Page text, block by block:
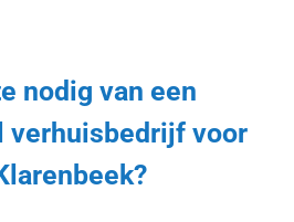
nodig van een
verhuisbedrijf voor